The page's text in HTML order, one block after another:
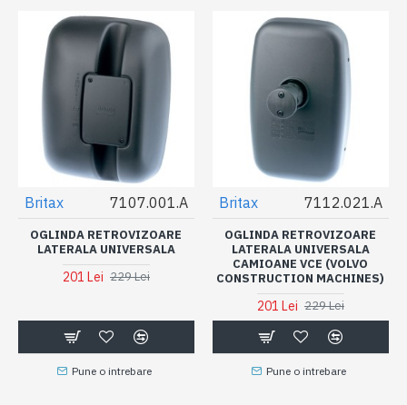
Britax 7107.001.A
OGLINDA RETROVIZOARE
LATERALA UNIVERSALA
201 Lei 229 Lei
Pune o intrebare
Britax 7112.021.A
OGLINDA RETROVIZOARE
LATERALA UNIVERSALA
CAMIOANE VCE (VOLVO
CONSTRUCTION MACHINES)
201 Lei 229 Lei
Pune o intrebare